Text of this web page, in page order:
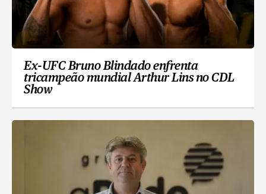
Ex-UFC Bruno Blindado enfrenta
tricampeão mundial Arthur Lins no CDL
Show